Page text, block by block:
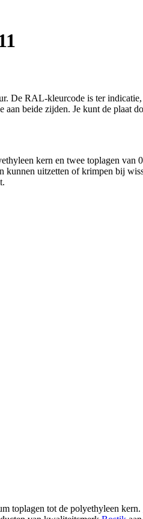
De RAL-kleurcode is ter
aan beide zijden. Je kunt de plaat
kern en twee toplagen
uitzetten of krimpen bij
toplagen tot de polyethyleen kern.